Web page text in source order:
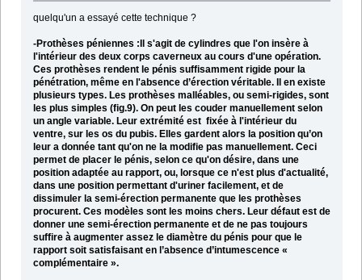
quelqu'un a essayé cette technique ?
-Prothèses péniennes :Il s'agit de cylindres que l'on insère à
l'intérieur des deux corps caverneux au cours d'une opération.
Ces prothèses rendent le pénis suffisamment rigide pour la
pénétration, même en l'absence d’érection véritable. Il en existe
plusieurs types. Les prothèses malléables, ou semi-rigides, sont
les plus simples (fig.9). On peut les couder manuellement selon
un angle variable. Leur extrémité est fixée à l'intérieur du
ventre, sur les os du pubis. Elles gardent alors la position qu’on
leur a donnée tant qu'on ne la modifie pas manuellement. Ceci
permet de placer le pénis, selon ce qu'on désire, dans une
position adaptée au rapport, ou, lorsque ce n'est plus d'actualité,
dans une position permettant d'uriner facilement, et de
dissimuler la semi-érection permanente que les prothèses
procurent. Ces modèles sont les moins chers. Leur défaut est de
donner une semi-érection permanente et de ne pas toujours
suffire à augmenter assez le diamètre du pénis pour que le
rapport soit satisfaisant en l’absence d’intumescence «
complémentaire ».